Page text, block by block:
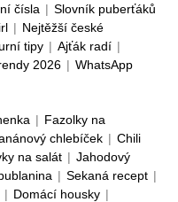
čísla | Slovník puberťáků
| Nejtěžší české
tipy | Ajťák radí |
2026 | WhatsApp
| Fazolky na
chlebíček | Chili
na salát | Jahodový
| Sekaná recept |
| Domácí housky |